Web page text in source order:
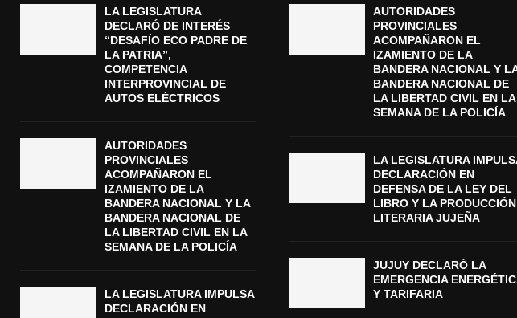
LA LEGISLATURA
DECLARÓ DE INTERÉS
“DESAFÍO ECO PADRE DE
LA PATRIA”,
COMPETENCIA
INTERPROVINCIAL DE
AUTOS ELÉCTRICOS
AUTORIDADES
PROVINCIALES
ACOMPAÑARON EL
IZAMIENTO DE LA
BANDERA NACIONAL Y LA
BANDERA NACIONAL DE
LA LIBERTAD CIVIL EN LA
SEMANA DE LA POLICÍA
LA LEGISLATURA IMPULSA
DECLARACIÓN EN
AUTORIDADES
PROVINCIALES
ACOMPAÑARON EL
IZAMIENTO DE LA
BANDERA NACIONAL Y
BANDERA NACIONAL DE
LA LIBERTAD CIVIL EN LA
SEMANA DE LA POLICÍA
LA LEGISLATURA
DECLARACIÓN EN
DEFENSA DE LA LEY DEL
LIBRO Y LA PRODUCCIÓN
LITERARIA JUJEÑA
JUJUY DECLARÓ LA
EMERGENCIA
Y TARIFARIA